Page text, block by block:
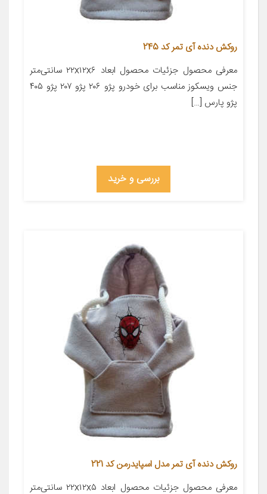
روکش دنده آی تمر کد 245
معرفی محصول جزئیات محصول ابعاد ۲۲x۱۲x۶ سانتی‌متر
جنس ویسکوز مناسب برای خودرو پژو ۲۰۶ پژو ۲۰۷ پژو ۴۰۵
پژو پارس […]
بررسی و خرید
روکش دنده آی تمر مدل اسپایدرمن کد 221
معرفی محصول جزئیات محصول ابعاد ۲۲x۱۲x۵ سانتی‌متر